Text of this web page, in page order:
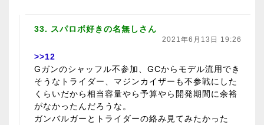
33. スパロボ好きの名無しさん
2021年6月13日 19:26
>>12
Gガンのシャッフル不参加、GCからモデル流用でき
そうなトライダー、マジンカイザーも不参戦にした
くらいだから相当容量やら予算やら開発期間に余裕
がなかったんだろうな。
ガンバルガーとトライダーの絡み見てみたかった